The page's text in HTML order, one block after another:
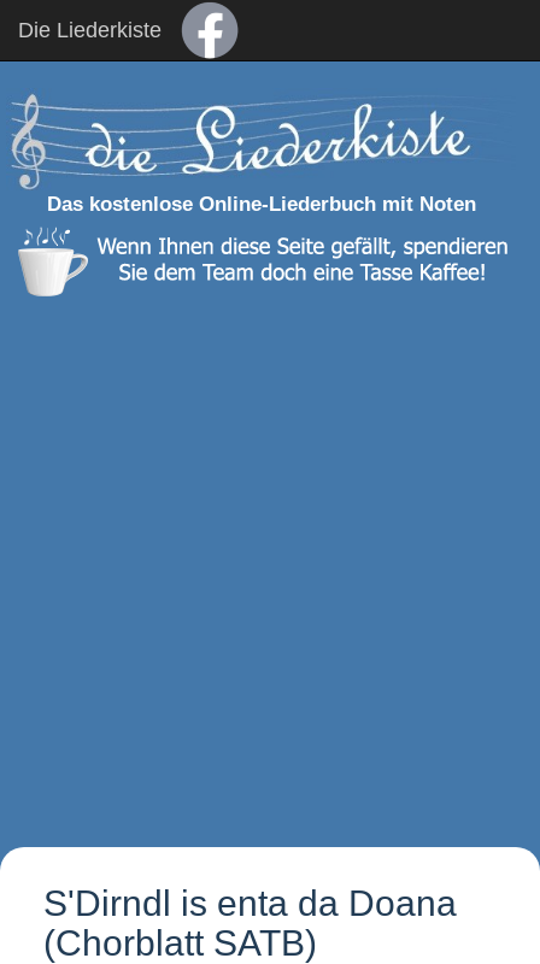
Die Liederkiste
Das kostenlose Online-Liederbuch mit Noten
S'Dirndl is enta da Doana
(Chorblatt SATB)